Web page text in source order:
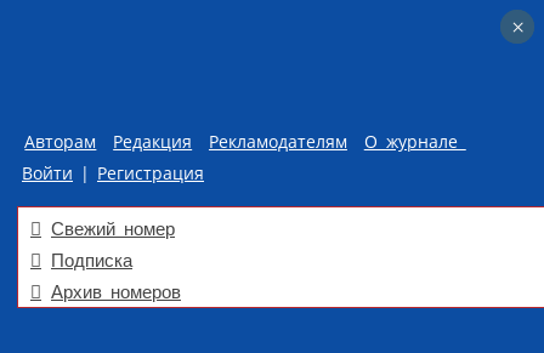
Авторам Редакция Рекламодателям
О журнале
Войти | Регистрация
Свежий номер
Подписка
Архив номеров
×
×